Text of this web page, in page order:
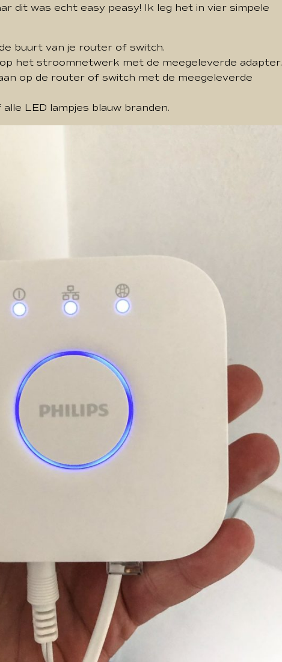
dit was echt easy peasy! Ik leg het in vier simpele
buurt van je router of switch.
het stroomnetwerk met de meegeleverde adapter.
op de router of switch met de meegeleverde
LED lampjes blauw branden.